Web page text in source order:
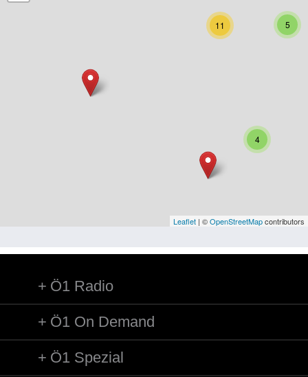
Vorarlberg
Besatzungsmächte
Frauen, Mütter, Kinder
11 5
4
Leaflet | ©OpenStreetMapcontributors
Ö1 Radio
Ö1 On Demand
Ö1 Spezial